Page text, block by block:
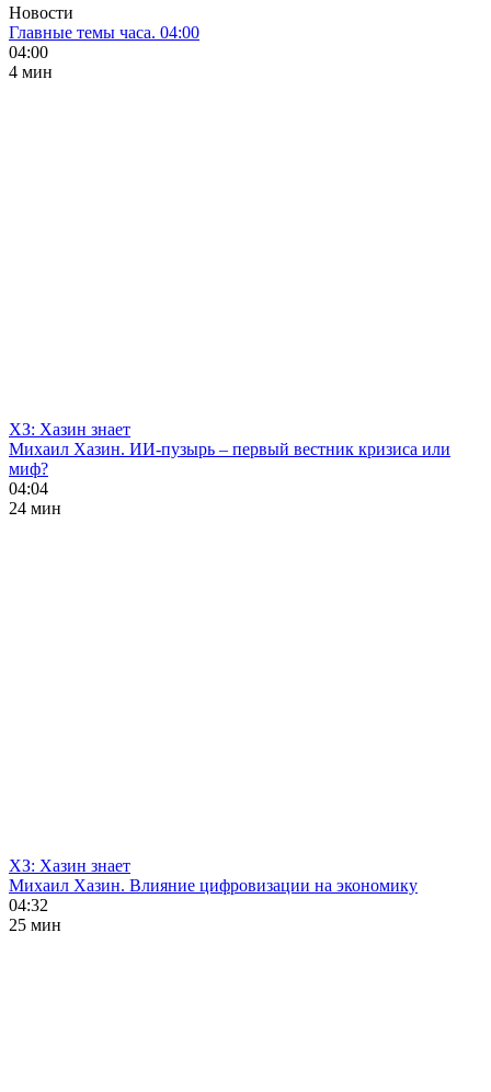
Новости
Главные темы часа. 04:00
04:00
4 мин
ХЗ: Хазин знает
Михаил Хазин. ИИ-пузырь – первый вестник кризиса или
миф?
04:04
24 мин
ХЗ: Хазин знает
Михаил Хазин. Влияние цифровизации на экономику
04:32
25 мин